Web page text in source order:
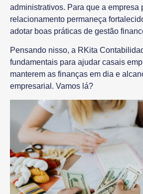
administrativos. Para que a empresa
relacionamento permaneça
adotar boas práticas de gestão
Pensando nisso, a RKita
fundamentais para ajudar casais
manterem as finanças em dia e
empresarial. Vamos lá?